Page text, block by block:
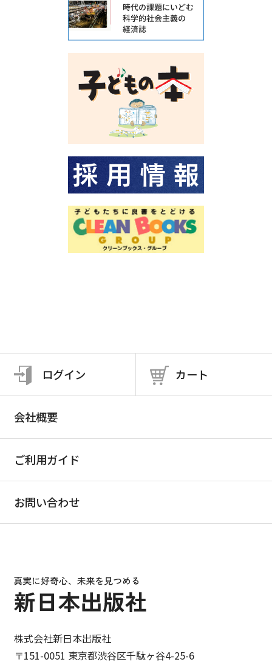
株式会社新日本出版社
〒151-0051 東京都渋谷区千駄ヶ谷4-25-6
ログイン カート
会社概要
ご利用ガイド
お問い合わせ